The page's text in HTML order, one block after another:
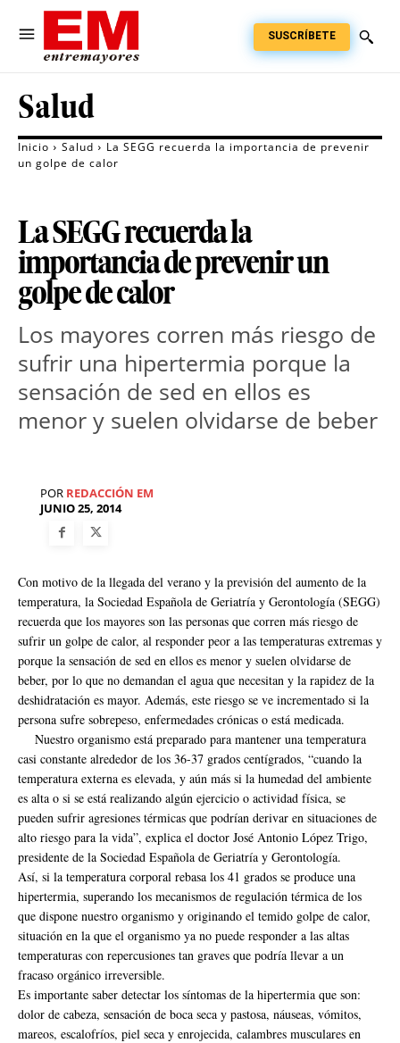
SUSCRÍBETE
Salud
Inicio Salud
La SEGG recuerda la importancia de prevenir
un golpe de calor
La SEGG recuerda la
importancia de prevenir un
golpe de calor
Los mayores corren más riesgo de
sufrir una hipertermia porque la
sensación de sed en ellos es
menor y suelen olvidarse de beber
POR REDACCIÓN EM
JUNIO 25, 2014
Con motivo de la llegada del verano y la previsión del aumento de la
temperatura, la Sociedad Española de Geriatría y Gerontología (SEGG)
recuerda que los mayores son las personas que corren más riesgo de
sufrir un golpe de calor, al responder peor a las temperaturas extremas y
porque la sensación de sed en ellos es menor y suelen olvidarse de
beber, por lo que no demandan el agua que necesitan y la rapidez de la
deshidratación es mayor. Además, este riesgo se ve incrementado si la
persona sufre sobrepeso, enfermedades crónicas o está medicada.
Nuestro organismo está preparado para mantener una temperatura
casi constante alrededor de los 36-37 grados centígrados, “cuando la
temperatura externa es elevada, y aún más si la humedad del ambiente
es alta o si se está realizando algún ejercicio o actividad física, se
pueden sufrir agresiones térmicas que podrían derivar en situaciones de
alto riesgo para la vida”, explica el doctor José Antonio López Trigo,
presidente de la Sociedad Española de Geriatría y Gerontología.
Así, si la temperatura corporal rebasa los 41 grados se produce una
hipertermia, superando los mecanismos de regulación térmica de los
que dispone nuestro organismo y originando el temido golpe de calor,
situación en la que el organismo ya no puede responder a las altas
temperaturas con repercusiones tan graves que podría llevar a un
fracaso orgánico irreversible.
Es importante saber detectar los síntomas de la hipertermia que son:
dolor de cabeza, sensación de boca seca y pastosa, náuseas, vómitos,
mareos, escalofríos, piel seca y enrojecida, calambres musculares en